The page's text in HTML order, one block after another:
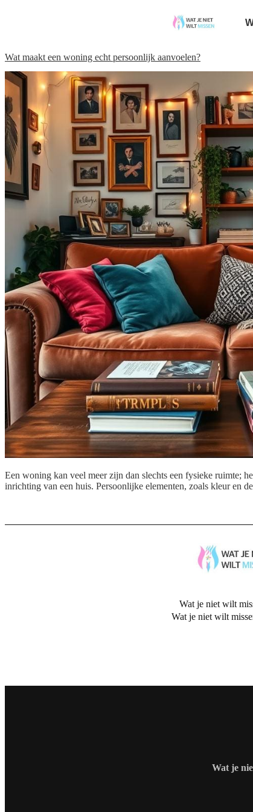
Wat maakt een woning echt persoonlijk aanvoelen?
Een woning kan veel meer zijn dan slechts een fysieke ruimte;
inrichting van een huis. Persoonlijke elementen, zoals kleur en
Wat je niet wilt
Wat je niet wilt
Wat je